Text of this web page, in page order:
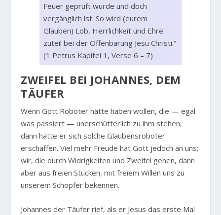
Feuer geprüft wurde und doch
vergänglich ist. So wird (eurem
Glauben) Lob, Herrlichkeit und Ehre
zuteil bei der Offenbarung Jesu Christi.“
(1 Petrus Kapitel 1, Verse 6 – 7)
ZWEIFEL BEI JOHANNES, DEM
TÄUFER
Wenn Gott Roboter hätte haben wollen, die — egal
was passiert — unerschütterlich zu ihm stehen,
dann hätte er sich solche Glaubensroboter
erschaffen. Viel mehr Freude hat Gott jedoch an uns;
wir, die durch Widrigkeiten und Zweifel gehen, dann
aber aus freien Stücken, mit freiem Willen uns zu
unserem Schöpfer bekennen.
Johannes der Täufer rief, als er Jesus das erste Mal